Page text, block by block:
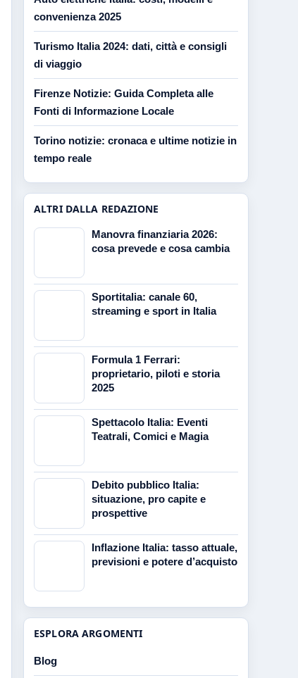
convenienza 2025
Turismo Italia 2024: dati, città e consigli
di viaggio
Firenze Notizie: Guida Completa alle
Fonti di Informazione Locale
Torino notizie: cronaca e ultime notizie in
tempo reale
ALTRI DALLA REDAZIONE
Manovra finanziaria 2026:
cosa prevede e cosa cambia
Sportitalia: canale 60,
streaming e sport in Italia
Formula 1 Ferrari:
proprietario, piloti e storia
2025
Spettacolo Italia: Eventi
Teatrali, Comici e Magia
Debito pubblico Italia:
situazione, pro capite e
prospettive
Inflazione Italia: tasso attuale,
previsioni e potere d’acquisto
ESPLORA ARGOMENTI
Blog